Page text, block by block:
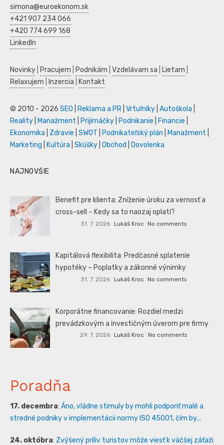
simona@euroekonom.sk
+421 907 234 066
+420 774 699 168
LinkedIn
Novinky Pracujem Podnikám Vzdelávam sa Lietam
Relaxujem
Inzercia Kontakt
© 2010 - 2026 SEO Reklama a PR Vrtuľníky Autoškola
Reality
Manažment Prijímáčky Podnikanie Financie
Ekonomika
Zdravie SWOT Podnikateľský plán Manažment
Marketing
Kultúra Skúšky Obchod Dovolenka
NAJNOVŠIE
Benefit pre klienta: Zníženie úroku za vernosť a
cross-sell – Kedy sa to naozaj oplatí?
31. 7. 2026 Lukáš Kroc No comments
Kapitálová flexibilita: Predčasné splatenie
hypotéky – Poplatky a zákonné výnimky
31. 7. 2026 Lukáš Kroc No comments
Korporátne financovanie: Rozdiel medzi
prevádzkovým a investičným úverom pre firmy
29. 7. 2026 Lukáš Kroc No comments
Poradňa
17. decembra: Áno, vládne stimuly by mohli podporiť malé a
stredné podniky v implementácii normy ISO 45001, čím by...
24. októbra: Zvýšený príliv turistov môže viesť k väčšej záťaži